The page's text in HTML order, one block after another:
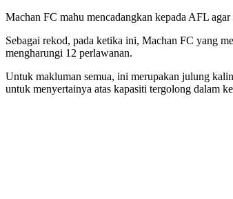
Machan FC mahu mencadangkan kepada AFL
Sebagai rekod, pada ketika ini, Machan FC yang
mengharungi 12 perlawanan.
Untuk makluman semua, ini merupakan julung
untuk menyertainya atas kapasiti tergolong dalam